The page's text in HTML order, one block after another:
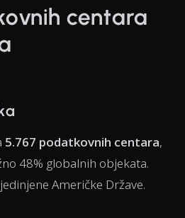
centara
5.767 podatkovnih centara,
48% globalnih objekata.
Američke Države.